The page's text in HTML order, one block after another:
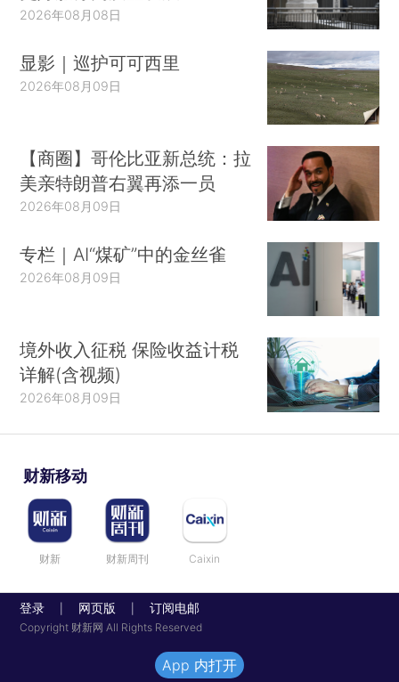
2026年08月08日
显影｜巡护可可西里
2026年08月09日
【商圈】哥伦比亚新总统：拉
美亲特朗普右翼再添一员
2026年08月09日
专栏｜AI“煤矿”中的金丝雀
2026年08月09日
境外收入征税 保险收益计税
详解(含视频)
2026年08月09日
财新移动
财新 财新周刊 Caixin
登录 网页版 订阅电邮
Copyright 财新网 All Rights Reserved
App 内打开